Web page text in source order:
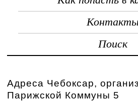
Контакты
Поиск
Адреса Чебоксар,
Парижской Коммуны 5